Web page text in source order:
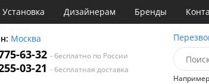
Установка Дизайнерам Бренды
Москва
63-32- бесплатно по России
03-21- бесплатная доставка